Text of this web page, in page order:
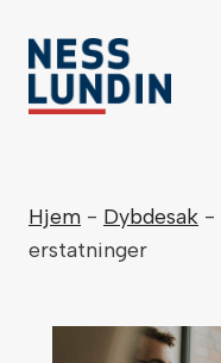
content
Hjem - Dybdesak -
erstatninger